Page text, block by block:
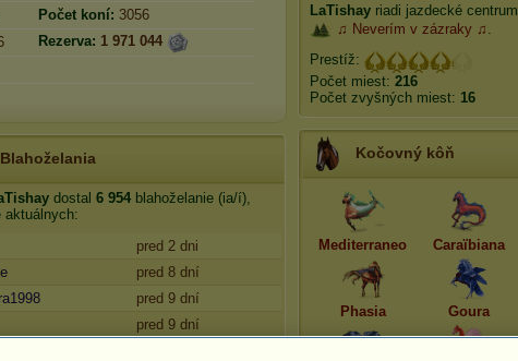
Počet koní: 3056
Rezerva: 1 971 044
Blahoželania
dostal 6 954 blahoželanie (ia/í),
aktuálnych:
pred 2 dni
pred 8 dní
pred 9 dní
pred 9 dní
LaTishay riadi jazdecké centrum
♫ Neverím v zázraky ♫ .
Prestíž:
Počet miest: 216
Počet zvyšných miest: 16
Kočovný kôň
Mediterraneo Caraïbiana
Phasia Goura